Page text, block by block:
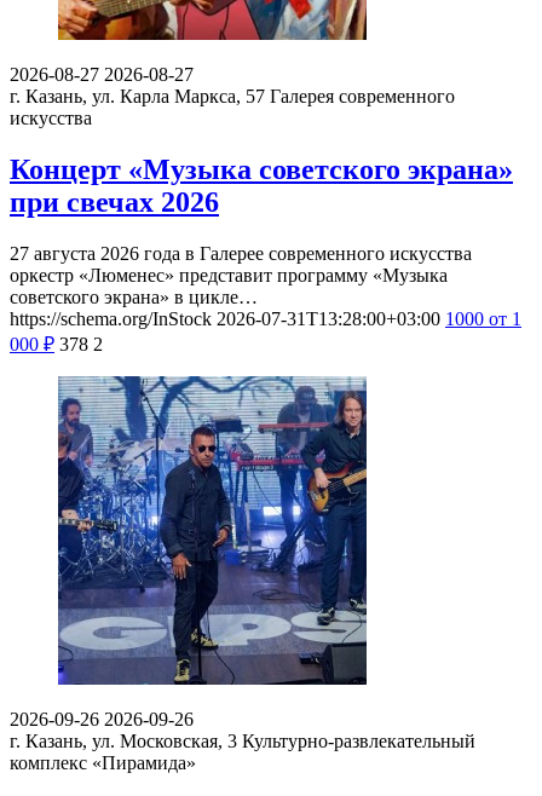
2026-08-27 2026-08-27
г. Казань, ул. Карла Маркса, 57 Галерея современного
искусства
Концерт «Музыка советского экрана»
при свечах 2026
27 августа 2026 года в Галерее современного искусства
оркестр «Люменес» представит программу «Музыка
советского экрана» в цикле…
https://schema.org/InStock 2026-07-31T13:28:00+03:00 1000 от 1
000 ₽ 378 2
2026-09-26 2026-09-26
г. Казань, ул. Московская, 3 Культурно-развлекательный
комплекс «Пирамида»